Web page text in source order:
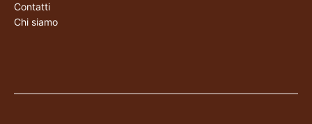
Contatti
Chi siamo